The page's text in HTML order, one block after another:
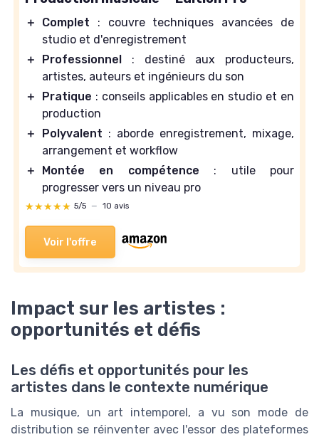
＋ Complet : couvre techniques avancées de
studio et d'enregistrement
＋
Professionnel : destiné aux producteurs,
artistes, auteurs et ingénieurs du son
＋
Pratique : conseils applicables en studio et en
production
＋
Polyvalent : aborde enregistrement, mixage,
arrangement et workflow
＋
Montée en compétence : utile pour
progresser vers un niveau pro
★★★★★
★★★★★ 5/5 — 10 avis
Voir l'offre
Impact sur les artistes :
opportunités et défis
Les défis et opportunités pour les
artistes dans le contexte numérique
La musique, un art intemporel, a vu son mode de
distribution se réinventer avec l'essor des plateformes